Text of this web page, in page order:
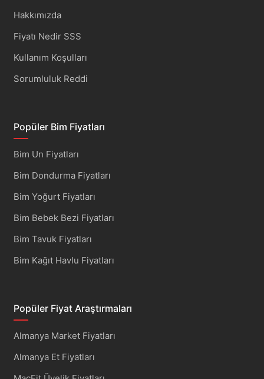
Hakkımızda
Fiyatı Nedir SSS
Kullanım Koşulları
Sorumluluk Reddi
Popüler Bim Fiyatları
Bim Un Fiyatları
Bim Dondurma Fiyatları
Bim Yoğurt Fiyatları
Bim Bebek Bezi Fiyatları
Bim Tavuk Fiyatları
Bim Kağıt Havlu Fiyatları
Popüler Fiyat Araştırmaları
Almanya Market Fiyatları
Almanya Et Fiyatları